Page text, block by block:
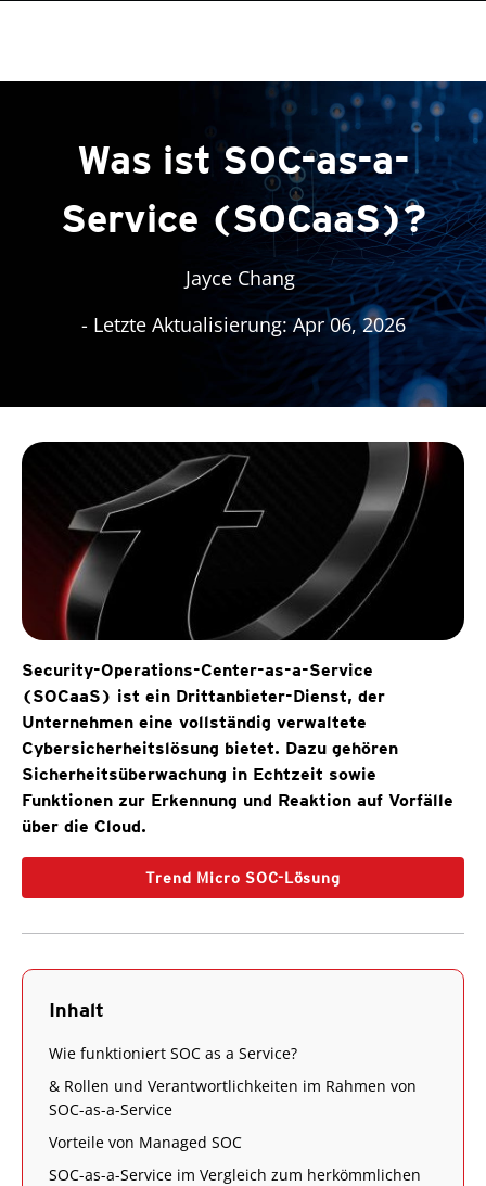
Was ist SOC-as-a-
Service (SOCaaS)?
Jayce Chang
- Letzte Aktualisierung: Apr 06, 2026
Security-Operations-Center-as-a-Service
(SOCaaS) ist ein Drittanbieter-Dienst, der
Unternehmen eine vollständig verwaltete
Cybersicherheitslösung bietet. Dazu gehören
Sicherheitsüberwachung in Echtzeit sowie
Funktionen zur Erkennung und Reaktion auf Vorfälle
über die Cloud.
Trend Micro SOC-Lösung
Inhalt
Wie funktioniert SOC as a Service?
& Rollen und Verantwortlichkeiten im Rahmen von
SOC-as-a-Service
Vorteile von Managed SOC
SOC-as-a-Service im Vergleich zum herkömmlichen
Products